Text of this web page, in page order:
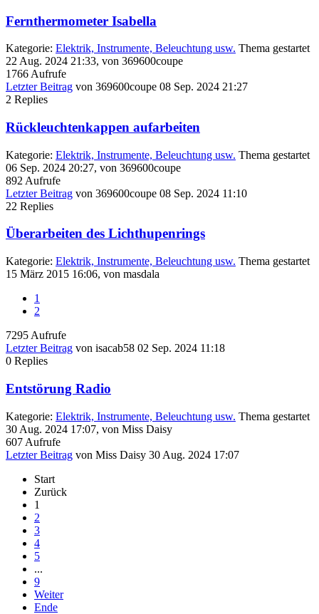
Fernthermometer Isabella
Kategorie: Elektrik, Instrumente, Beleuchtung usw. Thema gestartet
22 Aug. 2024 21:33, von 369600coupe
1766 Aufrufe
Letzter Beitrag von 369600coupe 08 Sep. 2024 21:27
2 Replies
Rückleuchtenkappen aufarbeiten
Kategorie: Elektrik, Instrumente, Beleuchtung usw. Thema gestartet
06 Sep. 2024 20:27, von 369600coupe
892 Aufrufe
Letzter Beitrag von 369600coupe 08 Sep. 2024 11:10
22 Replies
Überarbeiten des Lichthupenrings
Kategorie: Elektrik, Instrumente, Beleuchtung usw. Thema gestartet
15 März 2015 16:06, von masdala
1
2
7295 Aufrufe
Letzter Beitrag von isacab58 02 Sep. 2024 11:18
0 Replies
Entstörung Radio
Kategorie: Elektrik, Instrumente, Beleuchtung usw. Thema gestartet
30 Aug. 2024 17:07, von Miss Daisy
607 Aufrufe
Letzter Beitrag von Miss Daisy 30 Aug. 2024 17:07
Start
Zurück
1
2
3
4
5
...
9
Weiter
Ende